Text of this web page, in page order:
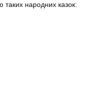
таких народних казок: